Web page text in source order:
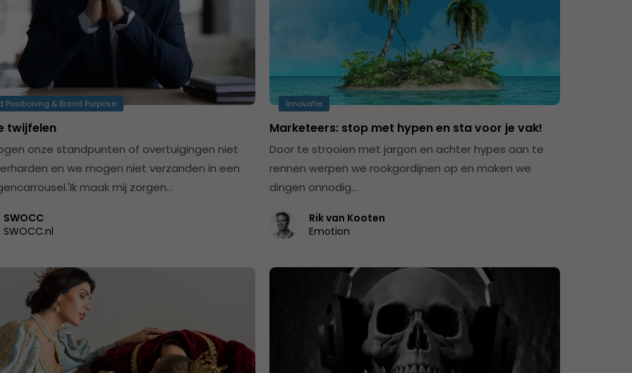
Positioning & Brand Purpose
twijfelen
onze standpunten of overtuigingen niet
en we mogen niet verzanden in een
maak mij zorgen…
SWOCC
SWOCC.nl
Innovatie
Marketeers: stop met hypen en sta voor je vak!
Door te strooien met jargon en achter hypes aan te
rennen werpen we rookgordijnen op en maken we
dingen onnodig…
Rik van Kooten
Emotion